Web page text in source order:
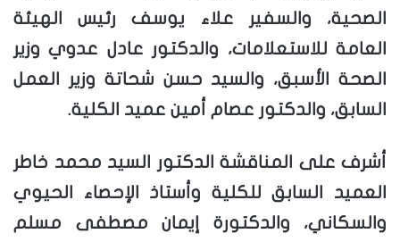
الصحية، والسفير علاء يوسف رئيس الهيئة
العامة للاستعلامات، والدكتور عادل عدوي وزير
الصحة الأسبق، والسيد حسن شحاتة وزير العمل
السابق، والدكتور عصام أمين عميد الكلية.
أشرف على المناقشة الدكتور السيد محمد خاطر
العميد السابق للكلية وأستاذ الإحصاء الحيوي
والسكاني، والدكتورة إيمان مصطفى مسلم